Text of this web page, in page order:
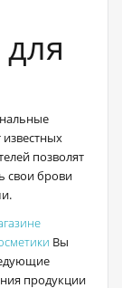
для
известных
позволят
свои брови
Вы
продукции